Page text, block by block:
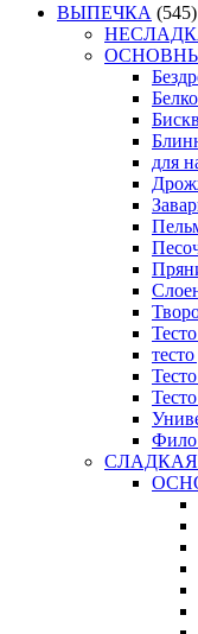
ВЫПЕЧКА (545)
для
Фило